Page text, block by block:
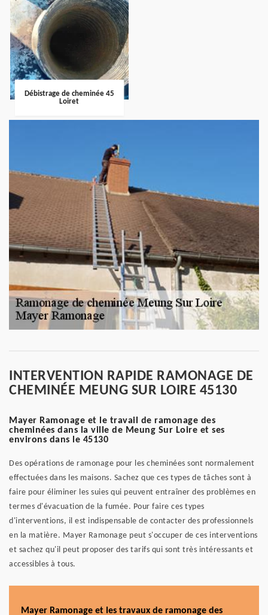
Débistrage de cheminée 45
Loiret
INTERVENTION RAPIDE RAMONAGE DE
CHEMINÉE MEUNG SUR LOIRE 45130
Mayer Ramonage et le travail de ramonage des
cheminées dans la ville de Meung Sur Loire et ses
environs dans le 45130
Des opérations de ramonage pour les cheminées sont normalement
effectuées dans les maisons. Sachez que ces types de tâches sont à
faire pour éliminer les suies qui peuvent entraîner des problèmes en
termes d'évacuation de la fumée. Pour faire ces types
d'interventions, il est indispensable de contacter des professionnels
en la matière. Mayer Ramonage peut s'occuper de ces interventions
et sachez qu'il peut proposer des tarifs qui sont très intéressants et
accessibles à tous.
Mayer Ramonage et les travaux de ramonage des